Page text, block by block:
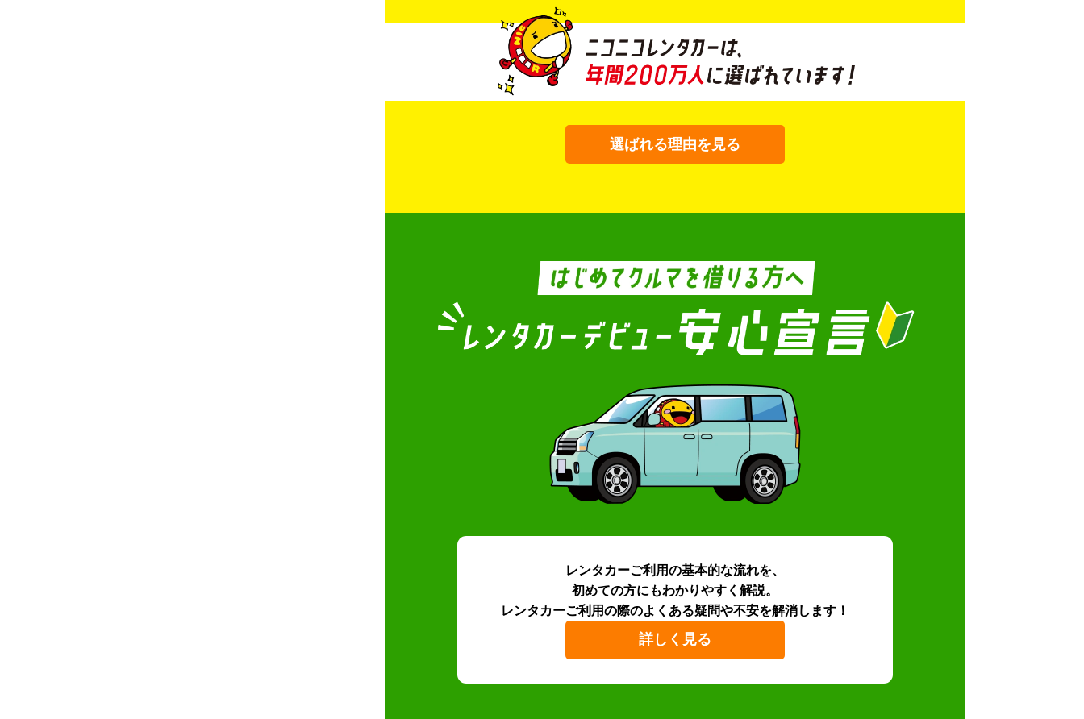
選ばれる理由を見る
レンタカーご利用の基本的な流れを、
初めての方にもわかりやすく解説。
レンタカーご利用の際のよくある疑問や不安を解消します！
詳しく見る